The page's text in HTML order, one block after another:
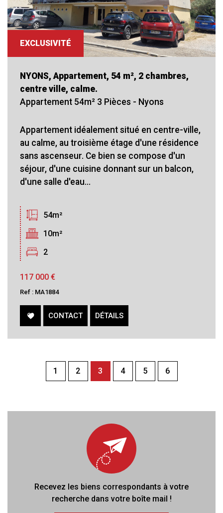
EXCLUSIVITÉ
NYONS, Appartement, 54 m², 2 chambres,
centre ville, calme.
Appartement 54m² 3 Pièces - Nyons
Appartement idéalement situé en centre-ville,
au calme, au troisième étage d'une résidence
sans ascenseur. Ce bien se compose d'un
séjour, d'une cuisine donnant sur un balcon,
d'une salle d'eau...
54m²
10m²
2
117 000 €
Ref : MA1884
CONTACT DÉTAILS
1 2 3 4 5 6
Recevez les biens correspondants à votre
recherche dans votre boîte mail !